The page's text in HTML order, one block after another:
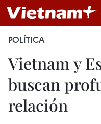
POLÍTICA
Vietnam y
buscan
relación